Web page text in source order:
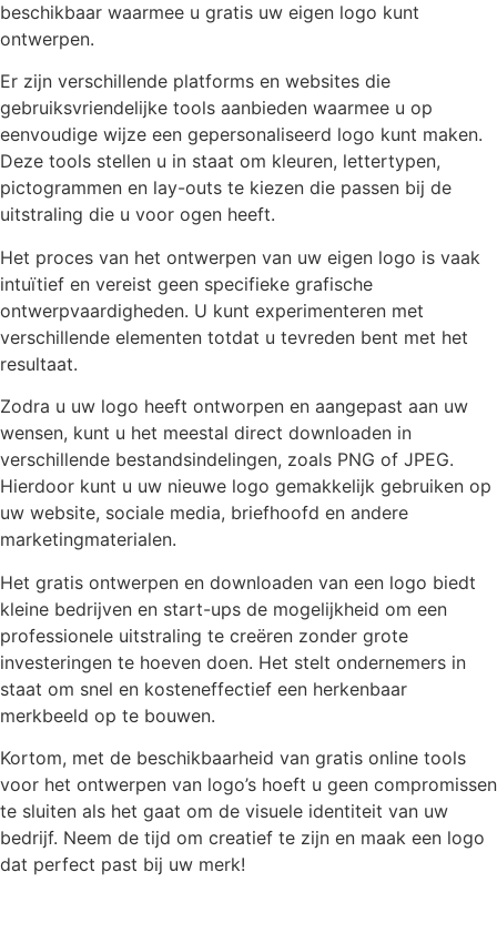
beschikbaar waarmee u gratis uw eigen logo kunt
ontwerpen.
Er zijn verschillende platforms en websites die
gebruiksvriendelijke tools aanbieden waarmee u op
eenvoudige wijze een gepersonaliseerd logo kunt maken.
Deze tools stellen u in staat om kleuren, lettertypen,
pictogrammen en lay-outs te kiezen die passen bij de
uitstraling die u voor ogen heeft.
Het proces van het ontwerpen van uw eigen logo is vaak
intuïtief en vereist geen specifieke grafische
ontwerpvaardigheden. U kunt experimenteren met
verschillende elementen totdat u tevreden bent met het
resultaat.
Zodra u uw logo heeft ontworpen en aangepast aan uw
wensen, kunt u het meestal direct downloaden in
verschillende bestandsindelingen, zoals PNG of JPEG.
Hierdoor kunt u uw nieuwe logo gemakkelijk gebruiken op
uw website, sociale media, briefhoofd en andere
marketingmaterialen.
Het gratis ontwerpen en downloaden van een logo biedt
kleine bedrijven en start-ups de mogelijkheid om een
professionele uitstraling te creëren zonder grote
investeringen te hoeven doen. Het stelt ondernemers in
staat om snel en kosteneffectief een herkenbaar
merkbeeld op te bouwen.
Kortom, met de beschikbaarheid van gratis online tools
voor het ontwerpen van logo’s hoeft u geen compromissen
te sluiten als het gaat om de visuele identiteit van uw
bedrijf. Neem de tijd om creatief te zijn en maak een logo
dat perfect past bij uw merk!